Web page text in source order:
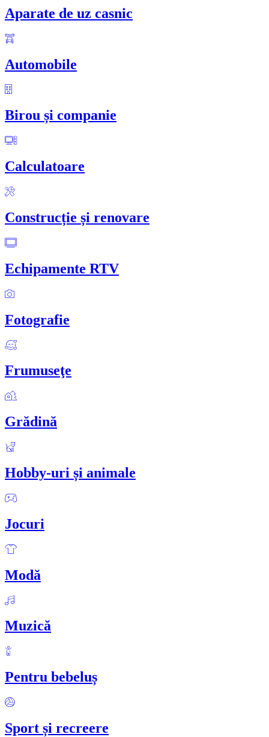
Aparate de uz casnic
Automobile
Birou și companie
Calculatoare
Construcție și renovare
Echipamente RTV
Fotografie
Frumuseţe
Grădină
Hobby-uri și animale
Jocuri
Modă
Muzică
Pentru bebeluș
Sport și recreere